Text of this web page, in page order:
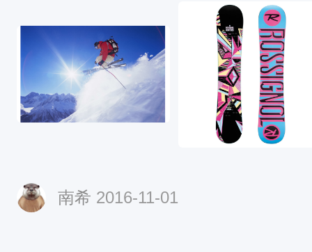
送的吗？就不能再详细一点么？
特别的雪板选择攻略，适合各种“
考。瘦高个男生选择什么板?先保
求，主要是身高带来的站姿宽度
传统的人中下部到喉结之间的作
根据实际能力调整长度和硬度范
例，若按体重来选择板长，那么
南希 2016-11-01